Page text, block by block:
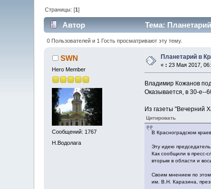
Страницы: [1]
Автор Тема:
0 Пользователей и 1 Гость просматривают эту тему.
SWN
Hero Member
Сообщений: 1767
Н.Водолага
Планетарий в
« : 23 Мая 2017,
Владимир Кожанов
Оказывается, в 30-е--
Из газеты "Вечерний
Цитировать
В Красноградском
Эту идею председатель
Как сообщили в пресс-
вторым в области и
Своим мнением по
им. В.Н. Каразина,